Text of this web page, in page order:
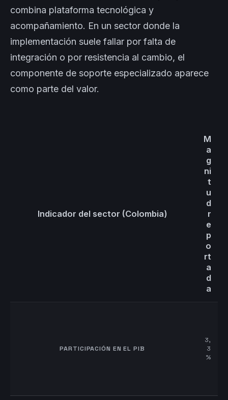
combina plataforma tecnológica y
acompañamiento. En un sector donde la
implementación suele fallar por falta de
integración o por resistencia al cambio, el
componente de soporte especializado aparece
como parte del valor.
Indicador del sector (Colombia)
M
a
g
ni
t
u
d
r
e
p
o
rt
a
d
a
PARTICIPACIÓN EN EL PIB
3,
3
%